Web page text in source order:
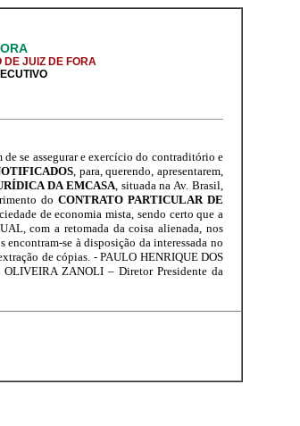
DE JUIZ DE FORA
de se assegurar e exercício do contraditório e
, para, querendo, apresentarem,
DA EMCASA, situada na Av. Brasil,
do CONTRATO PARTICULAR DE
de economia mista, sendo certo que a
com a retomada da coisa alienada, nos
se à disposição da interessada no
de cópias. - PAULO HENRIQUE DOS
ZANOLI – Diretor Presidente da